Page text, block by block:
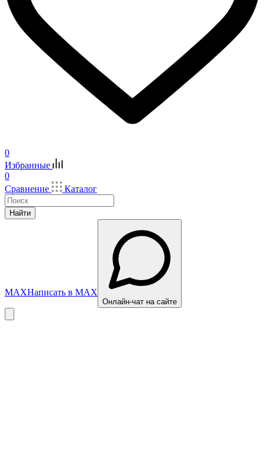
0
Избранные
0
Сравнение
Каталог
Найти
MAXНаписать в MAX
Онлайн-чат на сайте